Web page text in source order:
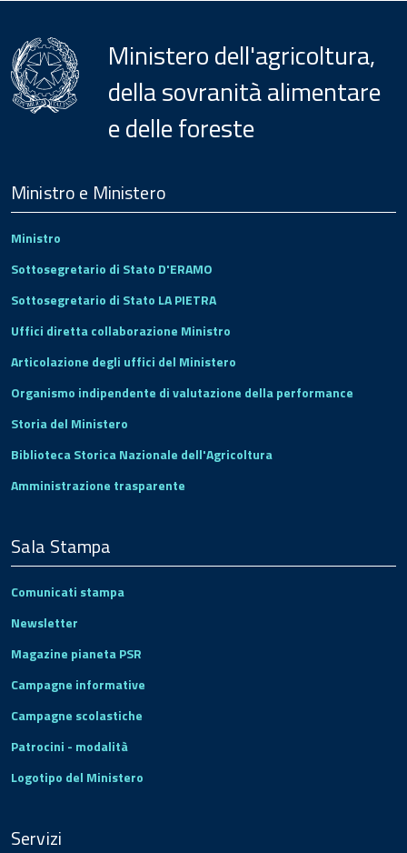
Ministero dell'agricoltura,
della sovranità alimentare
e delle foreste
Footer
Ministro e Ministero
Ministro
Sottosegretario di Stato D'ERAMO
Sottosegretario di Stato LA PIETRA
Uffici diretta collaborazione Ministro
Articolazione degli uffici del Ministero
Organismo indipendente di valutazione della performance
Storia del Ministero
Biblioteca Storica Nazionale dell'Agricoltura
Amministrazione trasparente
Sala Stampa
Comunicati stampa
Newsletter
Magazine pianeta PSR
Campagne informative
Campagne scolastiche
Patrocini - modalità
Logotipo del Ministero
Servizi